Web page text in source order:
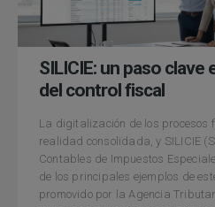
SILICIE: un paso clave
del control fiscal
La digitalización de los procesos
realidad consolidada, y SILICIE
Contables de Impuestos
de los principales ejemplos de
promovido por la Agencia